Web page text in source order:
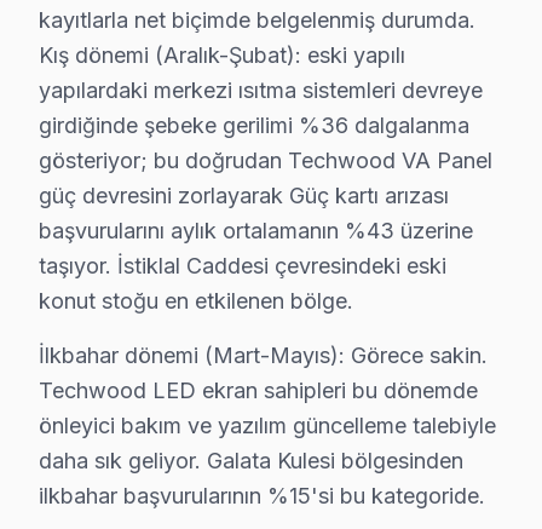
Halıcıoğlu, yoğun bir yaşam alanı olarak bilinirken,
Hüseyinağa'da Techwood TV Servisi
Hüseyinağa, hem eski hem de yeni yapılarla dolu
İstiklal'de Techwood TV Servisi
İstiklal, alışveriş ve sosyal yaşamın merkezlerinden
Kadı Mehmet Efendi'de Techwood TV Servisi
Kadı Mehmet Efendi, sakin ve huzurlu bir mahalle
Kalyoncu Kulluğu'nda Techwood TV Servisi
Kalyoncu Kulluğu, günlük yaşamın hareketliliği
Kamer Hatun'da Techwood TV Servisi
Kamer Hatun, hem yerel hem de ziyaretçiler için
kayıtlarla net biçimde belgelenmiş durumda.
Kış dönemi (Aralık-Şubat): eski yapılı
yapılardaki merkezi ısıtma sistemleri devreye
girdiğinde şebeke gerilimi %36 dalgalanma
gösteriyor; bu doğrudan Techwood VA Panel
güç devresini zorlayarak Güç kartı arızası
başvurularını aylık ortalamanın %43 üzerine
taşıyor. İstiklal Caddesi çevresindeki eski
konut stoğu en etkilenen bölge.
İlkbahar dönemi (Mart-Mayıs): Görece sakin.
Techwood LED ekran sahipleri bu dönemde
önleyici bakım ve yazılım güncelleme talebiyle
daha sık geliyor. Galata Kulesi bölgesinden
ilkbahar başvurularının %15'si bu kategoride.